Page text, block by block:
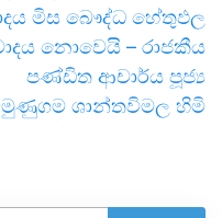
මිස බෞද්ධ හේතුඵල
නොවෙයි – රාජකීය
පණ්ඩිත ආචාර්ය පූජ්‍ය
ශාන්තවිමල හිමි